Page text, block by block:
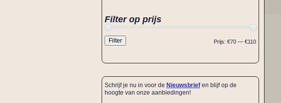
Filter op prijs
Filter Prijs: €70 — €110
Schrijf je nu in voor de Nieuwsbriefen blijf op de
hoogte van onze aanbiedingen!